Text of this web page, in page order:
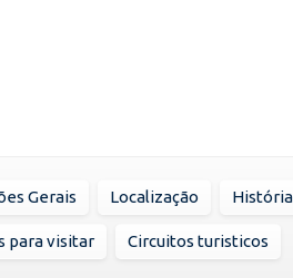
Gerais Localização História
para visitar Circuitos turisticos